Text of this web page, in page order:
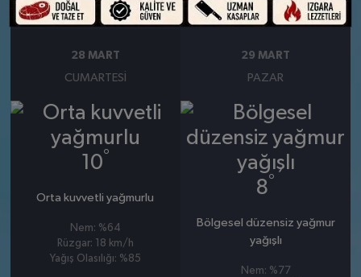
28 MART
CUMARTESI
10°
Orta kuvvetli yağmurlu
Nem: %64
Rüzgar: 18 km/h
Yağış Olasılığı: %85
29 MART
PAZAR
8°
Bölgesel düzensiz yağmur
yağışlı
Nem: %77